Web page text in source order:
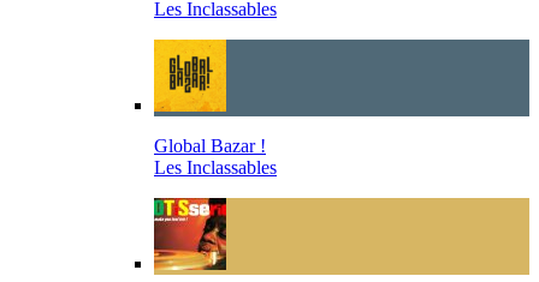
Les Inclassables
Global Bazar !
Les Inclassables